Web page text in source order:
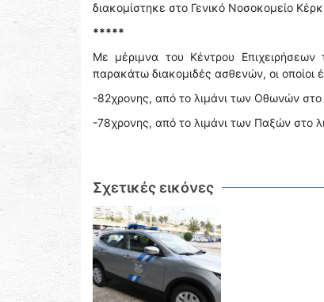
διακομίστηκε στο Γενικό Νοσοκομείο
*****
Με μέριμνα του Κέντρου Επιχειρήσεων
παρακάτω διακομιδές ασθενών, οι
-82χρονης, από το λιμάνι των Οθωνών
-78χρονης, από το λιμάνι των Παξών στο
Σχετικές εικόνες